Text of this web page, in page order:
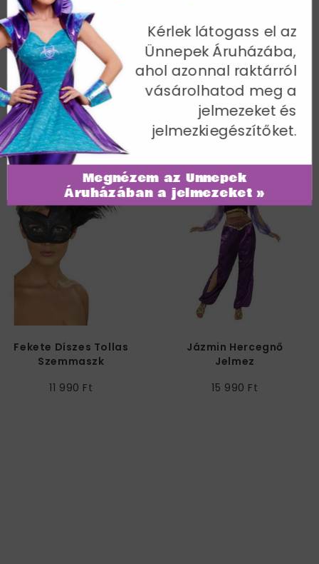
Csípőméret 108-113 cm / Belső lábhossz 84 cm
Cikkszám: 36233L
További termékek a kategóriában
Fekete Díszes Tollas
Szemmaszk
11 990 Ft
Jázmin Hercegnő
Jelmez
15 990 Ft
Megnézem az Ünnepek
Áruházában a jelmezeket »
Kérlek látogass el az
Ünnepek Áruházába,
ahol azonnal raktárról
vásárolhatod meg a
jelmezeket és
jelmezkiegészítőket.